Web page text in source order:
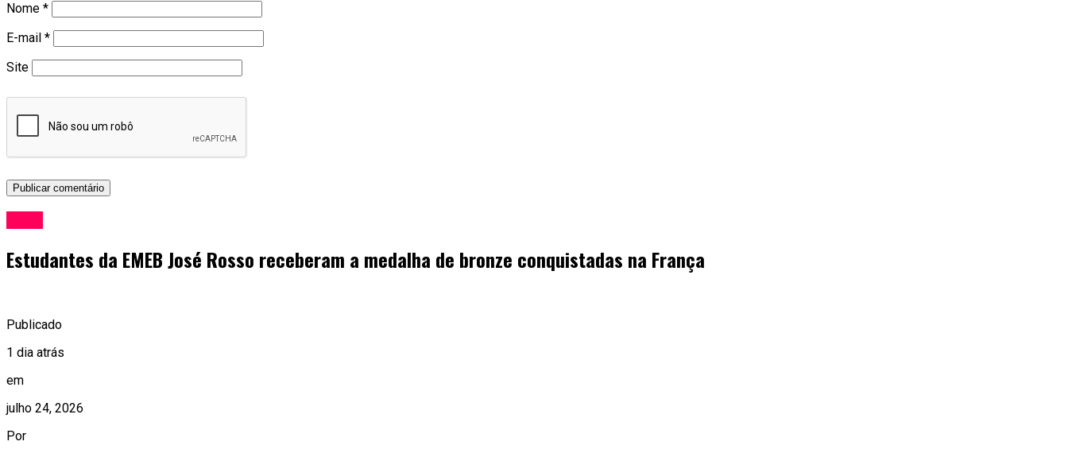
Nome *
E-mail *
Site
Estudantes da EMEB José Rosso receberam a medalha de bronze conquistadas na França
Publicado
1 dia atrás
em
julho 24, 2026
Por